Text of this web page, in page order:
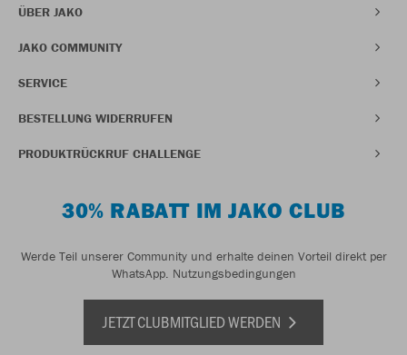
ÜBER JAKO
JAKO COMMUNITY
SERVICE
BESTELLUNG WIDERRUFEN
PRODUKTRÜCKRUF CHALLENGE
30% RABATT IM JAKO CLUB
Werde Teil unserer Community und erhalte deinen Vorteil direkt per
WhatsApp. Nutzungsbedingungen
JETZT CLUBMITGLIED WERDEN